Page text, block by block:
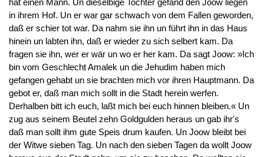
hat einen Mann. Un dieselbige Tochter gefand den Joow liegen
in ihrem Hof. Un er war gar schwach von dem Fallen geworden,
daß er schier tot war. Da nahm sie ihn un führt ihn in das Haus
hinein un labten ihn, daß er wieder zu sich selbert kam. Da
fragen sie ihn, wer er wär un wo er her kam. Da sagt Joow: »Ich
bin vom Geschlecht Amalek un die Jehudim haben mich
gefangen gehabt un sie brachten mich vor ihren Hauptmann. Da
gebot er, daß man mich sollt in die Stadt herein werfen.
Derhalben bitt ich euch, laßt mich bei euch hinnen bleiben.« Un
zug aus seinem Beutel zehn Goldgulden heraus un gab ihr's
daß man sollt ihm gute Speis drum kaufen. Un Joow bleibt bei
der Witwe sieben Tag. Un nach den sieben Tagen da wollt Joow